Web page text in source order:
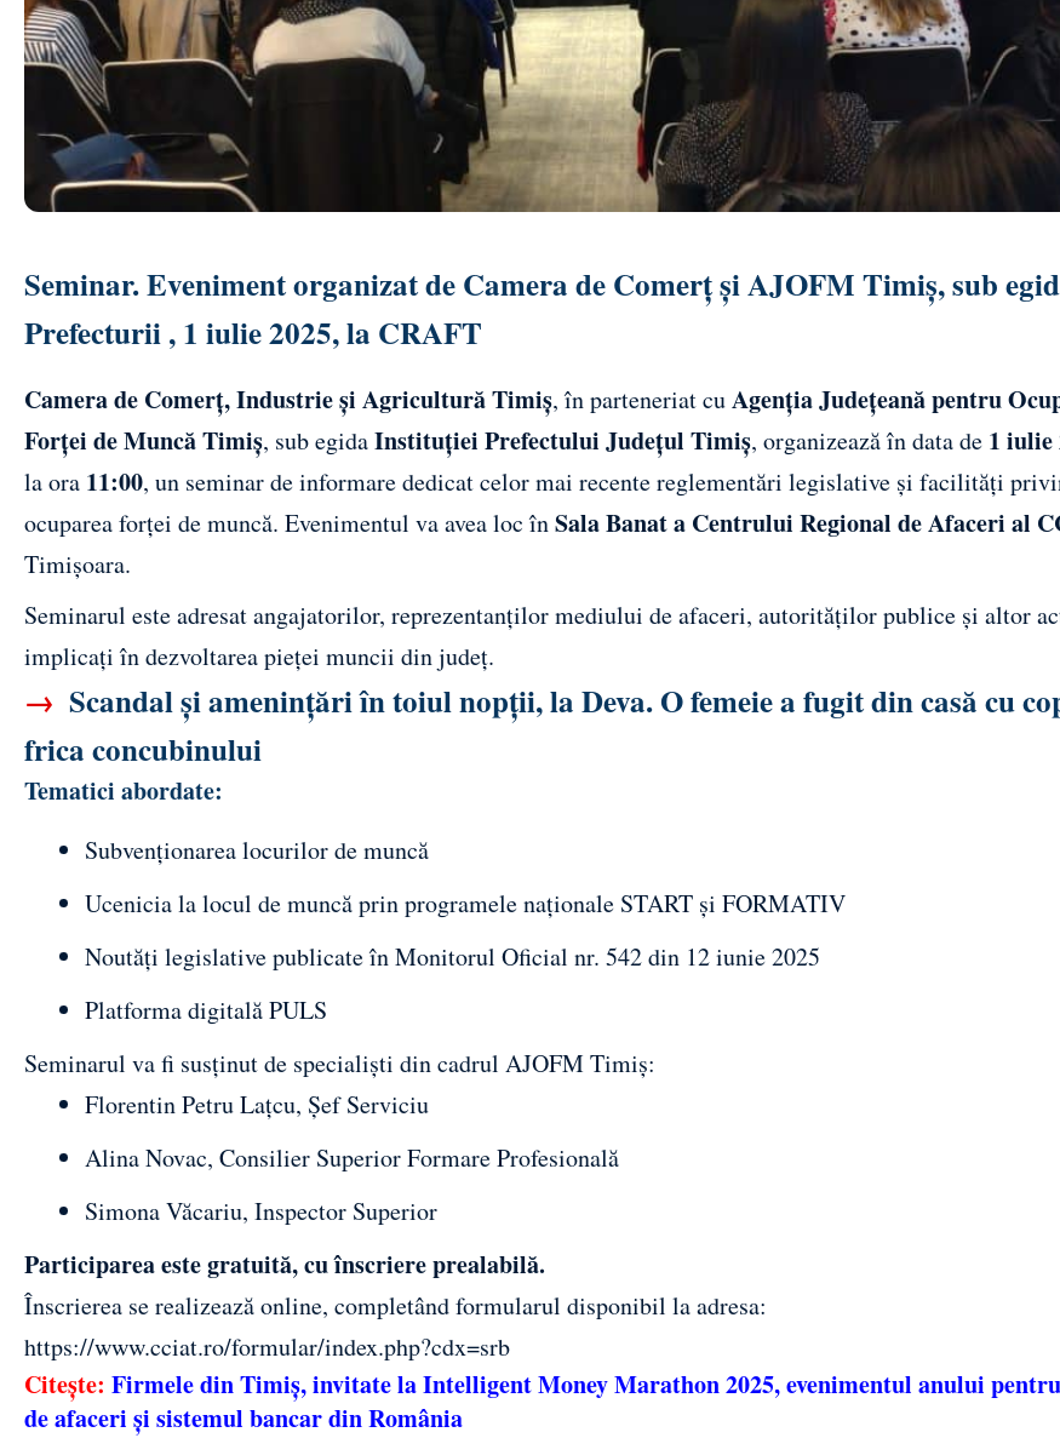
Seminar. Eveniment organizat de Camera de Comerț și AJOFM Timiș, sub
Prefecturii , 1 iulie 2025, la CRAFT
Camera de Comerț, Industrie și Agricultură Timiș, în parteneriat cuAgenția Județeană pentru
Forței de Muncă Timiș, sub egidaInstituției Prefectului Județul Timiș, organizează în data de 1 iulie
la ora 11:00, un seminar de informare dedicat celor mai recente reglementări legislative și facilități
ocuparea forței de muncă. Evenimentul va avea loc înSala Banat a Centrului Regional de Afaceri al
Timișoara.
Seminarul este adresat angajatorilor, reprezentanților mediului de afaceri, autorităților publice și altor
implicați în dezvoltarea pieței muncii din județ.
→ Scandal și amenințări în toiul nopții, la Deva. O femeie a fugit din casă cu
frica concubinului
Tematici abordate:
Subvenționarea locurilor de muncă
Ucenicia la locul de muncă prin programele naționale START și FORMATIV
Noutăți legislative publicate în Monitorul Oficial nr. 542 din 12 iunie 2025
Platforma digitală PULS
Seminarul va fi susținut de specialiști din cadrul AJOFM Timiș:
Florentin Petru Lațcu, Șef Serviciu
Alina Novac, Consilier Superior Formare Profesională
Simona Văcariu, Inspector Superior
Participarea este gratuită, cu înscriere prealabilă.
Înscrierea se realizează online, completând formularul disponibil la adresa:
https://www.cciat.ro/formular/index.php?cdx=srb
Citește: Firmele din Timiș, invitate la Intelligent Money Marathon 2025, evenimentul anului
de afaceri și sistemul bancar din România